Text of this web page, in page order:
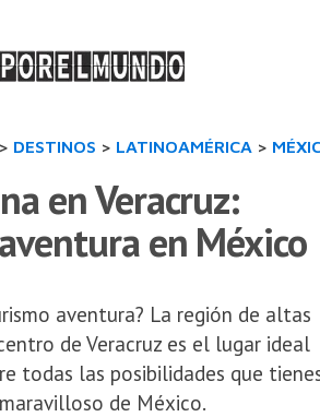
> DESTINOS > LATINOAMÉRICA >
en Veracruz:
en México
aventura? La región de altas
de Veracruz es el lugar ideal
todas las posibilidades que
de México.